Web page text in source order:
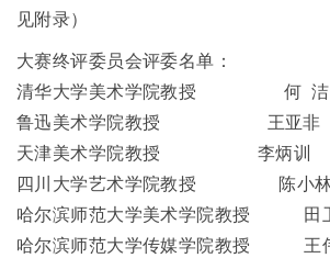
见附录）
大赛终评委员会评委名单：
清华大学美术学院教授 何 洁
鲁迅美术学院教授 王亚非
天津美术学院教授 李炳训
四川大学艺术学院教授 陈小
哈尔滨师范大学美术学院教授 田
哈尔滨师范大学传媒学院教授 王